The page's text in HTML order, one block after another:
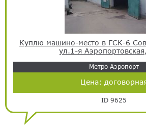
Куплю машино-место в ГСК-6
ул.1-я
Метро Аэропорт
Цена:
ID 9625